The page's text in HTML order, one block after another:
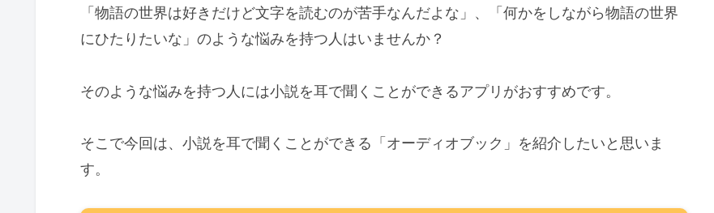
「物語の世界は好きだけど文字を読むのが苦手なんだよな」、「何かをしながら物語の世界
にひたりたいな」のような悩みを持つ人はいませんか？
そのような悩みを持つ人には小説を耳で聞くことができるアプリがおすすめです。
そこで今回は、小説を耳で聞くことができる「オーディオブック」を紹介したいと思いま
す。